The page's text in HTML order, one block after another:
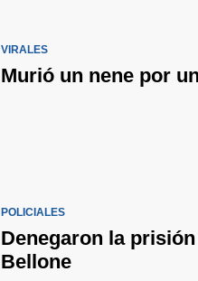
VIRALES
Murió un nene por
POLICIALES
Denegaron la
Bellone